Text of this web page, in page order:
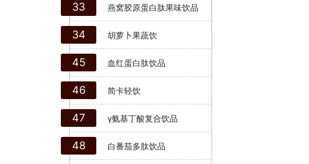
33 燕窝胶原蛋白肽果味饮品
34 胡萝卜果蔬饮
45 血红蛋白肽饮品
46 简卡轻饮
47 γ氨基丁酸复合饮品
48 白番茄多肽饮品